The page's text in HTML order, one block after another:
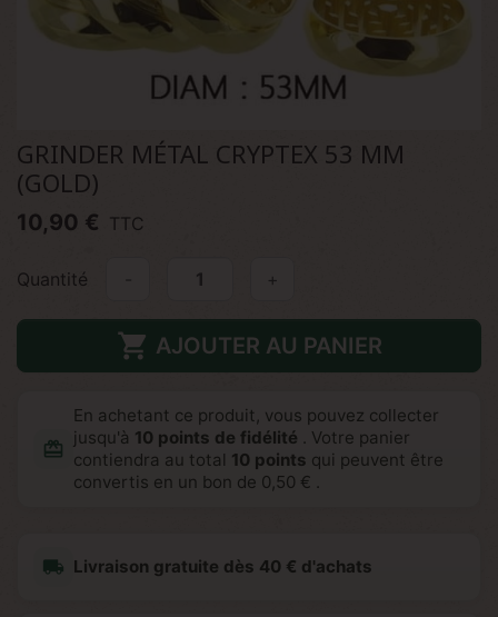
GRINDER MÉTAL CRYPTEX 53 MM
(GOLD)
10,90 € TTC
Quantité +
 AJOUTER AU PANIER
redeem
En achetant ce produit, vous pouvez collecter
jusqu'à 10 points de fidélité . Votre panier
contiendra au total 10 points qui peuvent être
convertis en un bon de 0,50 € .
local_shipping Livraison gratuite dès 40 € d'achats